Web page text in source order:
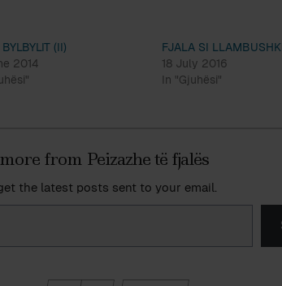
(II)
2014
FJALA SI
18 July 2016
In "Gjuhësi"
from Peizazhe të fjalës
the latest posts sent to your email.